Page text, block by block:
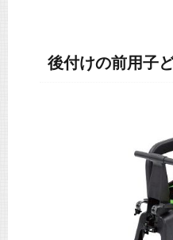
後付けの前用子